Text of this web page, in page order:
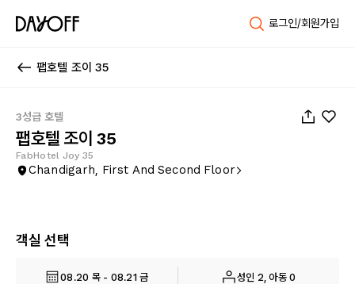
로그인/회원가입
팹호텔 조이 35
3성급 호텔
팹호텔 조이 35
FabHotel Joy 35
Chandigarh, First And Second Floor
객실 선택
08.20 목 - 08.21 금 성인 2, 아동 0